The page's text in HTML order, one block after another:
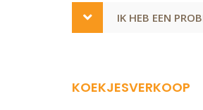
IK HEB EEN
KOEKJESVERKOOP